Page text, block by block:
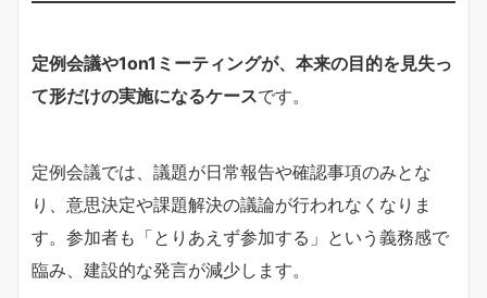
定例会議や1on1ミーティングが、本来の目的を見失っ
て形だけの実施になるケースです。
定例会議では、議題が日常報告や確認事項のみとな
り、意思決定や課題解決の議論が行われなくなりま
す。参加者も「とりあえず参加する」という義務感で
臨み、建設的な発言が減少します。